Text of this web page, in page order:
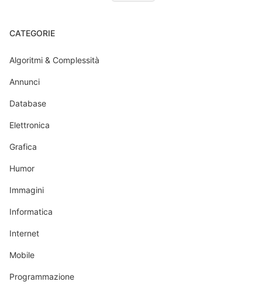
CATEGORIE
Algoritmi & Complessità
Annunci
Database
Elettronica
Grafica
Humor
Immagini
Informatica
Internet
Mobile
Programmazione